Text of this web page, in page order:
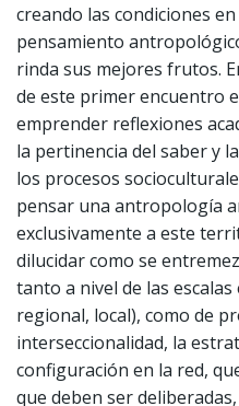
creando las condiciones
pensamiento
rinda sus mejores frutos.
de este primer encuentro
emprender reflexiones
la pertinencia del saber y
los procesos
pensar una antropología
exclusivamente a este
dilucidar como se
tanto a nivel de las
regional, local), como de
interseccionalidad, la
configuración en la red,
que deben ser